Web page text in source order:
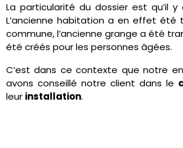
La particularité du dossier est qu’il y
L’ancienne habitation a en effet
commune, l’ancienne grange a été
été créés pour les personnes âgées.
C’est dans ce contexte que notre
avons conseillé notre client dans le
leur installation.